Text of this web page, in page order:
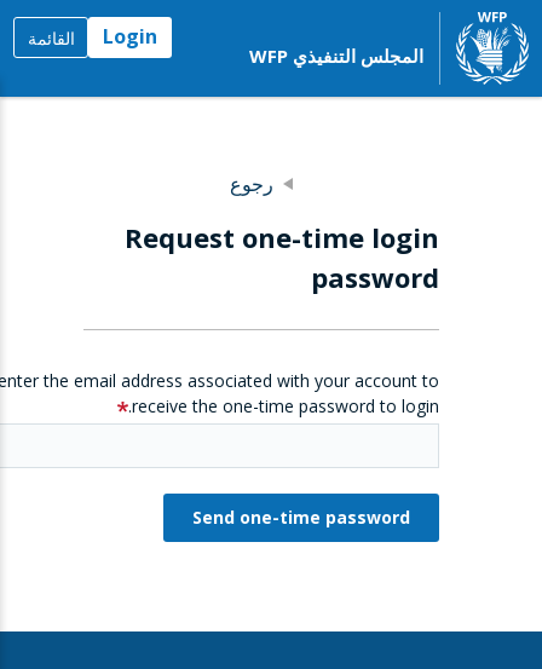
المجلس التنفيذي WFP
Login القائمة
رجوع
Request one-time login
password
the email address associated with your account to
receive the one-time password to login.